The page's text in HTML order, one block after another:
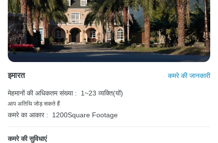
इमारत कमरे की जानकारी
मेहमानों की अधिकतम संख्या : 1~23 व्यक्ति(यों)
आप अतिथि जोड़ सकते हैं
कमरे का आकार : 1200Square Footage
कमरे की सुविधाएं